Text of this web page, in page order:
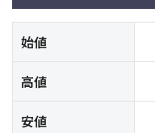
始値
高値
安値